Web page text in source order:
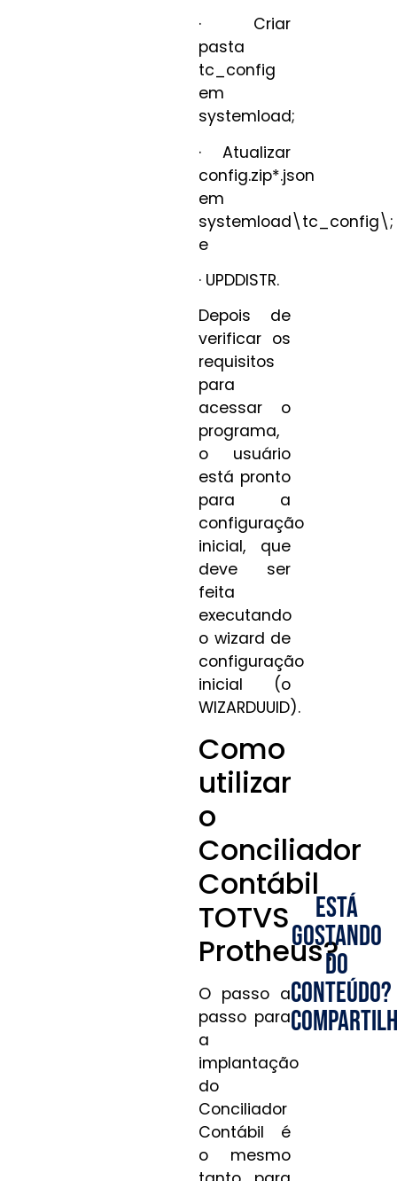
· Criar
pasta
tc_config
em
systemload;
· Atualizar
config.zip*.json
em
systemload\tc_config\;
e
· UPDDISTR.
Depois de
verificar os
requisitos
para
acessar o
programa,
o usuário
está pronto
para a
configuração
inicial, que
deve ser
feita
executando
o wizard de
configuração
inicial (o
WIZARDUUID).
Como
utilizar
o
Conciliador
Contábil
TOTVS
Protheus?
O passo a
passo para
a
implantação
do
Conciliador
Contábil é
o mesmo
Está
gostando
do
conteúdo?